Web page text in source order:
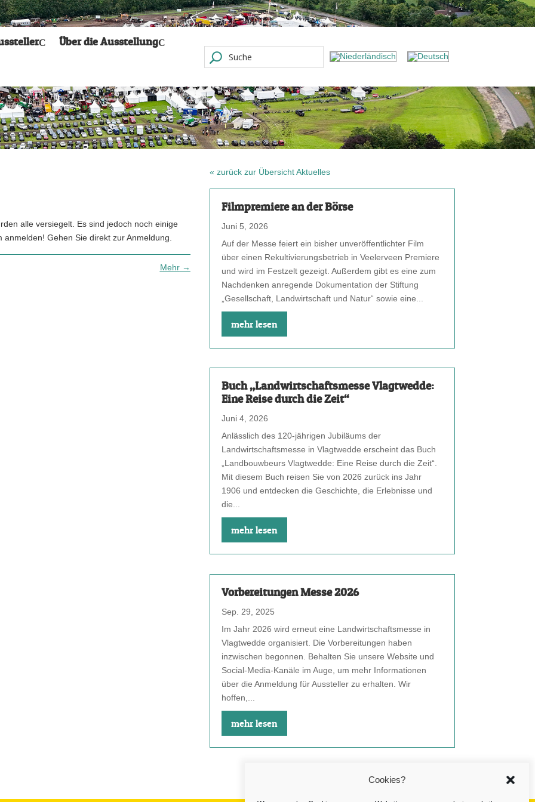
Cookies?
Über die Ausstellung
alle versiegelt. Es sind jedoch noch einige
Gehen Sie direkt zur Anmeldung.
Mehr→
« zurück zur Übersicht Aktuelles
Filmpremiere an der Börse
Juni 5, 2026
Auf der Messe feiert ein bisher unveröffentlichter Film
über einen Rekultivierungsbetrieb in Veelerveen Premiere
und wird im Festzelt gezeigt. Außerdem gibt es eine zum
Nachdenken anregende Dokumentation der Stiftung
„Gesellschaft, Landwirtschaft und Natur“ sowie eine...
mehr lesen
Buch „Landwirtschaftsmesse Vlagtwedde:
Eine Reise durch die Zeit“
Juni 4, 2026
Anlässlich des 120-jährigen Jubiläums der
Landwirtschaftsmesse in Vlagtwedde erscheint das Buch
„Landbouwbeurs Vlagtwedde: Eine Reise durch die Zeit“.
Mit diesem Buch reisen Sie von 2026 zurück ins Jahr
1906 und entdecken die Geschichte, die Erlebnisse und
die...
mehr lesen
Vorbereitungen Messe 2026
Sep. 29, 2025
Im Jahr 2026 wird erneut eine Landwirtschaftsmesse in
Vlagtwedde organisiert. Die Vorbereitungen haben
inzwischen begonnen. Behalten Sie unsere Website und
Social-Media-Kanäle im Auge, um mehr Informationen
über die Anmeldung für Aussteller zu erhalten. Wir
hoffen,...
mehr lesen